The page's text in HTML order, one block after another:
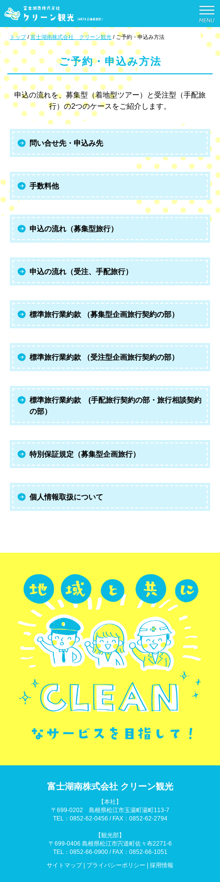
このページの本文へ
現
の
位
置：
トップ/富士湖南株式会社 クリーン観光 / ご予約・申込み方法
ご予約・申込み方法
申込の流れを、募集型（着地型ツアー）と受注型（手配旅
行）の2つのケースをご紹介します。
問い合せ先・申込み先
手数料他
申込の流れ（募集型旅行）
申込の流れ（受注、手配旅行）
標準旅行業約款 （募集型企画旅行契約の部）
標準旅行業約款 （受注型企画旅行契約の部）
標準旅行業約款 (手配旅行契約の部・旅行相談契約
の部）
特別保証規定（募集型企画旅行）
個人情報取扱について
富士湖南株式会社 クリーン観光
【本社】
〒699-0202 島根県松江市玉湯町湯町113-7
TEL：0852-62-0456 / FAX：0852-62-2794
【観光部】
〒699-0406 島根県松江市宍道町佐々布2271-6
TEL：0852-66-0900 / FAX：0852-66-1051
サイトマップ| プライバシーポリシー 採用情報